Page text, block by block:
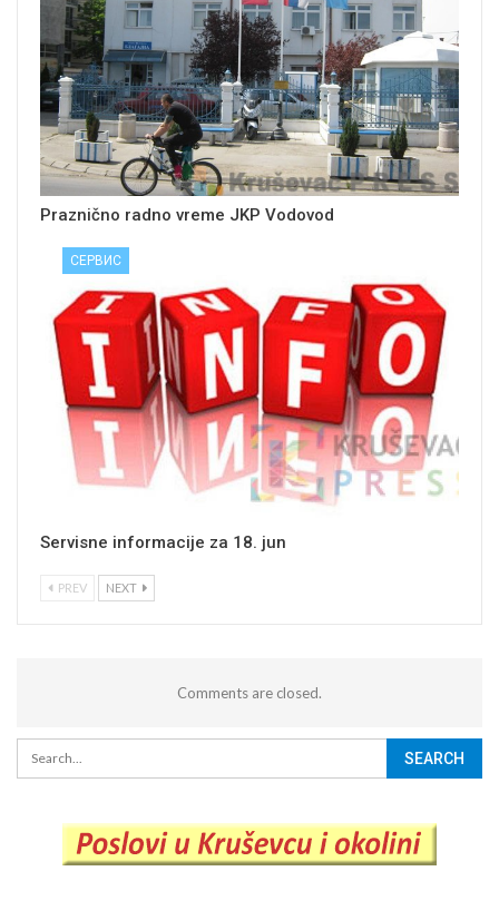
Praznično radno vreme JKP Vodovod
СЕРВИС
Servisne informacije za 18. jun
PREV NEXT
Comments are closed.